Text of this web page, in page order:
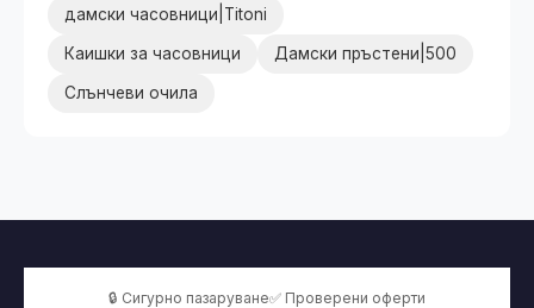
дамски часовници|Titoni
Каишки за часовници Дамски пръстени|500
Слънчеви очила
🔒 Сигурно пазаруване✅ Проверени оферти